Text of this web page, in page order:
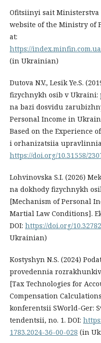
Ofitsiinyi sait
website of the Ministry of
at:
https://
(in Ukrainian)
Dutova N.V., Lesik Ye.S.
fizychnykh osib v Ukraini:
na bazi dosvidu
Personal Income in
Based on the Experience
i orhanizatsiia upravlinnia,
https://doi.org/10.31558/
Lohvinovska S.I. (2026)
na dokhody fizychnykh
[Mechanism of Personal
Martial Law Conditions].
DOI: https://doi.org/
Ukrainian)
Kostyshyn N.S. (2024)
provedennia
[Tax Technologies for
Compensation
konferentsii SWorld-Ger:
tendentsii, no. 1. DOI:
1783.2024-36-00-028 (in